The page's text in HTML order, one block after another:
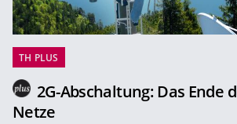
TH PLUS
2G-Abschaltung: Das Ende
Netze